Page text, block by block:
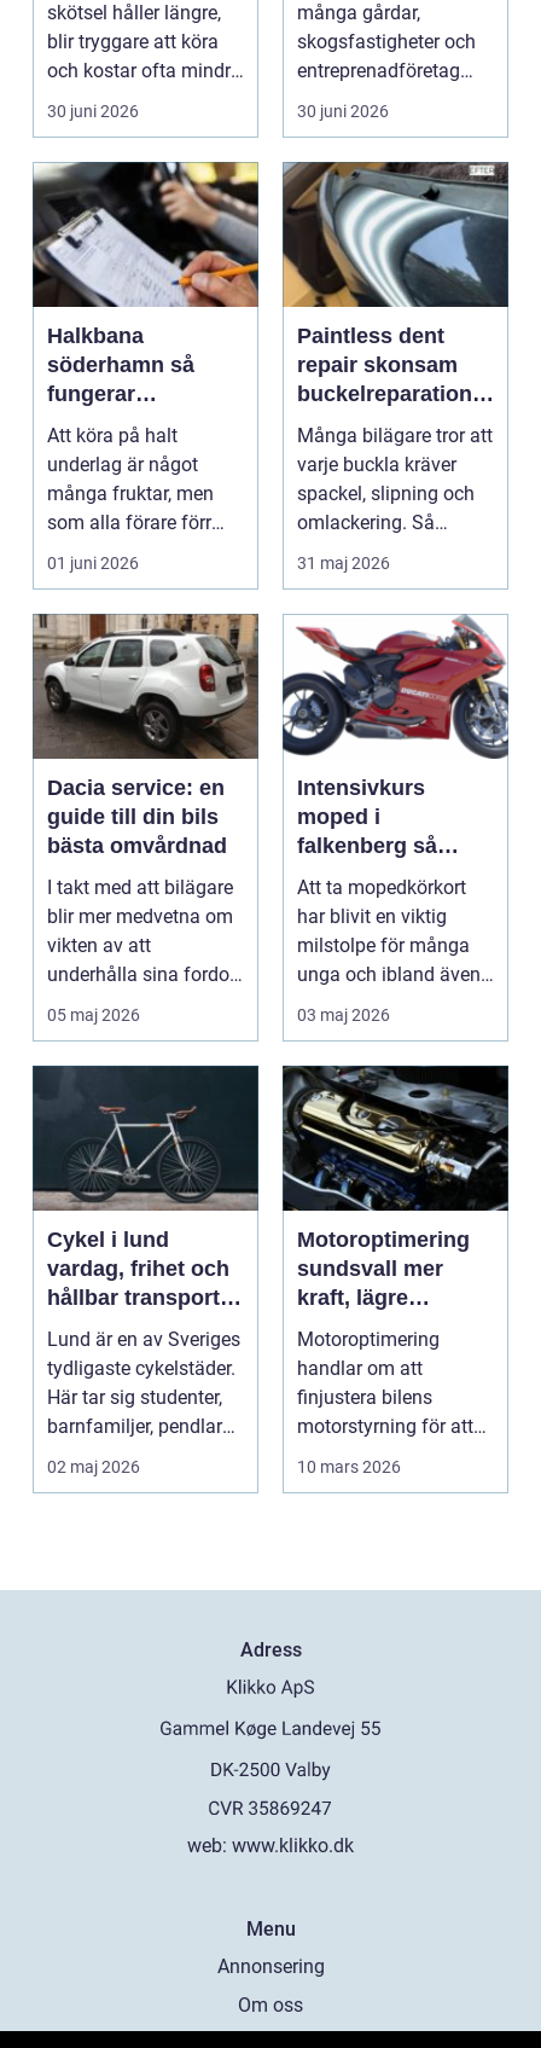
skötsel håller längre,
blir tryggare att köra
och kostar ofta mindre
i längden. ...
30 juni 2026
många gårdar,
skogsfastigheter och
entreprenadföretag
runt Sundsvall. Rätt
30 juni 2026
Halkbana
söderhamn så
fungerar
riskutbildning på
riktigt halt
underlag
Att köra på halt
underlag är något
många fruktar, men
som alla förare förr
eller senare möter. En
01 juni 2026
Paintless dent
repair skonsam
buckelreparation
utan omlackering
Många bilägare tror att
varje buckla kräver
spackel, slipning och
omlackering. Så
behöver det inte v...
31 maj 2026
Dacia service: en
guide till din bils
bästa omvårdnad
I takt med att bilägare
blir mer medvetna om
vikten av att
underhålla sina fordon,
söker många efter...
05 maj 2026
Intensivkurs
moped i
falkenberg så
funkar det och så
väljer du rätt
utbildning
Att ta mopedkörkort
har blivit en viktig
milstolpe för många
unga och ibland även
för vuxna som vil...
03 maj 2026
Cykel i lund
vardag, frihet och
hållbar transport i
cykelstaden
Lund är en av Sveriges
tydligaste cykelstäder.
Här tar sig studenter,
barnfamiljer, pendlare
och sen...
02 maj 2026
Motoroptimering
sundsvall mer
kraft, lägre
förbrukning och
roligare körning
Motoroptimering
handlar om att
finjustera bilens
motorstyrning för att
få en bättre balans
10 mars 2026
Adress
web: www.klikko.dk
Menu
Annonsering
Om oss